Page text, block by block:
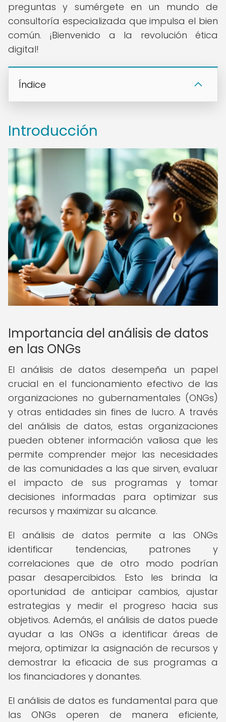
preguntas y sumérgete en un mundo de
consultoría especializada que impulsa el bien
común. ¡Bienvenido a la revolución ética
digital!
Índice
Introducción
Importancia del análisis de datos
en las ONGs
El análisis de datos desempeña un papel
crucial en el funcionamiento efectivo de las
organizaciones no gubernamentales (ONGs)
y otras entidades sin fines de lucro. A través
del análisis de datos, estas organizaciones
pueden obtener información valiosa que les
permite comprender mejor las necesidades
de las comunidades a las que sirven, evaluar
el impacto de sus programas y tomar
decisiones informadas para optimizar sus
recursos y maximizar su alcance.
El análisis de datos permite a las ONGs
identificar tendencias, patrones y
correlaciones que de otro modo podrían
pasar desapercibidos. Esto les brinda la
oportunidad de anticipar cambios, ajustar
estrategias y medir el progreso hacia sus
objetivos. Además, el análisis de datos puede
ayudar a las ONGs a identificar áreas de
mejora, optimizar la asignación de recursos y
demostrar la eficacia de sus programas a
los financiadores y donantes.
El análisis de datos es fundamental para que
las ONGs operen de manera eficiente,